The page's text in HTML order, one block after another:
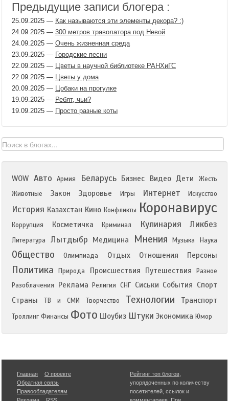
Предыдущие записи блогера :
25.09.2025 — Как называются эти элементы декора? :)
24.09.2025 — 300 метров траволатора под Невой
24.09.2025 — Очень жизненная среда
23.09.2025 — Городские песни
22.09.2025 — Цветы в научной библиотеке РАНХиГС
22.09.2025 — Цветы у дома
20.09.2025 — Цобаки на прогулке
19.09.2025 — Ребят, чьи?
19.09.2025 — Просто разные коты
WOW Авто Армия Беларусь Бизнес Видео Дети
Жесть
Животные
Закон Здоровье Игры Интернет Искусство
История Казахстан Кино Конфликты Коронавирус
Коррупция Косметичка Криминал Кулинария Ликбез
Литература Лытдыбр Медицина Мнения Музыка Наука
Общество Олимпиада Отдых Отношения Персоны
Политика Природа Происшествия Путешествия
Разное
Разоблачения
Реклама Религия СНГ Сиськи События Спорт
Страны
ТВ и СМИ Творчество Технологии Транспорт
Троллинг Финансы Фото Шоубиз Штуки Экономика Юмор
Главная
О проекте
Обратная связь
Правообладателям
Рейтинг топ блогов
упорядоченных по количеству
посетителей, ссылок и